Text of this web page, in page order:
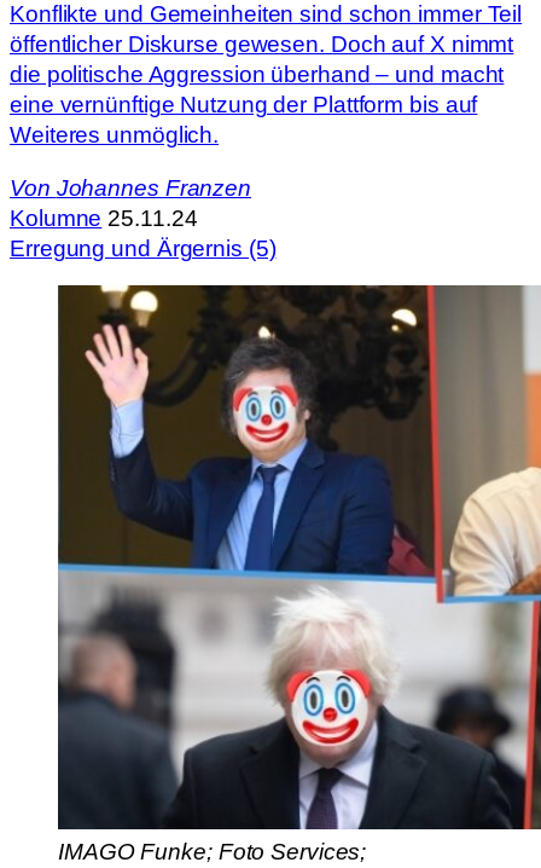
Konflikte und Gemeinheiten sind schon immer Teil
öffentlicher Diskurse gewesen. Doch auf X nimmt
die politische Aggression überhand – und macht
eine vernünftige Nutzung der Plattform bis auf
Weiteres unmöglich.
Von Johannes Franzen
Kolumne 25.11.24
Erregung und Ärgernis (5)
IMAGO Funke; Foto Services;